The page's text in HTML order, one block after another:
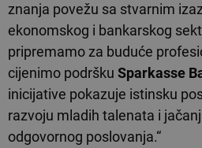
znanja povežu sa stvarnim
ekonomskog i bankarskog
pripremamo za buduće
cijenimo podršku Sparkasse
inicijative pokazuje istinsku
razvoju mladih talenata i
odgovornog poslovanja.“